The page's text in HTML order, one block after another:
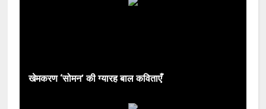
खेमकरण ‘सोमन’ की ग्यारह बाल कविताएँ